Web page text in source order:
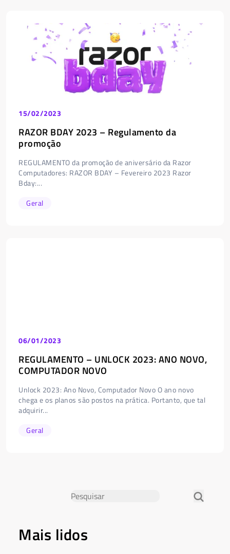
15/02/2023
RAZOR BDAY 2023 – Regulamento da
promoção
REGULAMENTO da promoção de aniversário da Razor
Computadores: RAZOR BDAY – Fevereiro 2023 Razor
Bday:...
Geral
06/01/2023
REGULAMENTO – UNLOCK 2023: ANO NOVO,
COMPUTADOR NOVO
Unlock 2023: Ano Novo, Computador Novo O ano novo
chega e os planos são postos na prática. Portanto, que tal
adquirir...
Geral
Mais lidos